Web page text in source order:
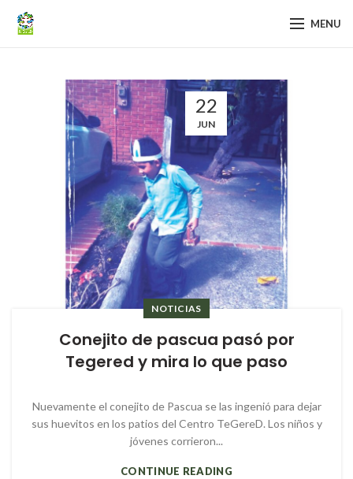
MENU
22
JUN
NOTICIAS
Conejito de pascua pasó por
Tegered y mira lo que paso
Nuevamente el conejito de Pascua se las ingenió para dejar
sus huevitos en los patios del Centro TeGereD. Los niños y
jóvenes corrieron...
CONTINUE READING